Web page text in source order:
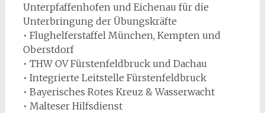
Unterpfaffenhofen und Eichenau für die
Unterbringung der Übungskräfte
• Flughelferstaffel München, Kempten und
Oberstdorf
• THW OV Fürstenfeldbruck und Dachau
• Integrierte Leitstelle Fürstenfeldbruck
• Bayerisches Rotes Kreuz & Wasserwacht
• Malteser Hilfsdienst